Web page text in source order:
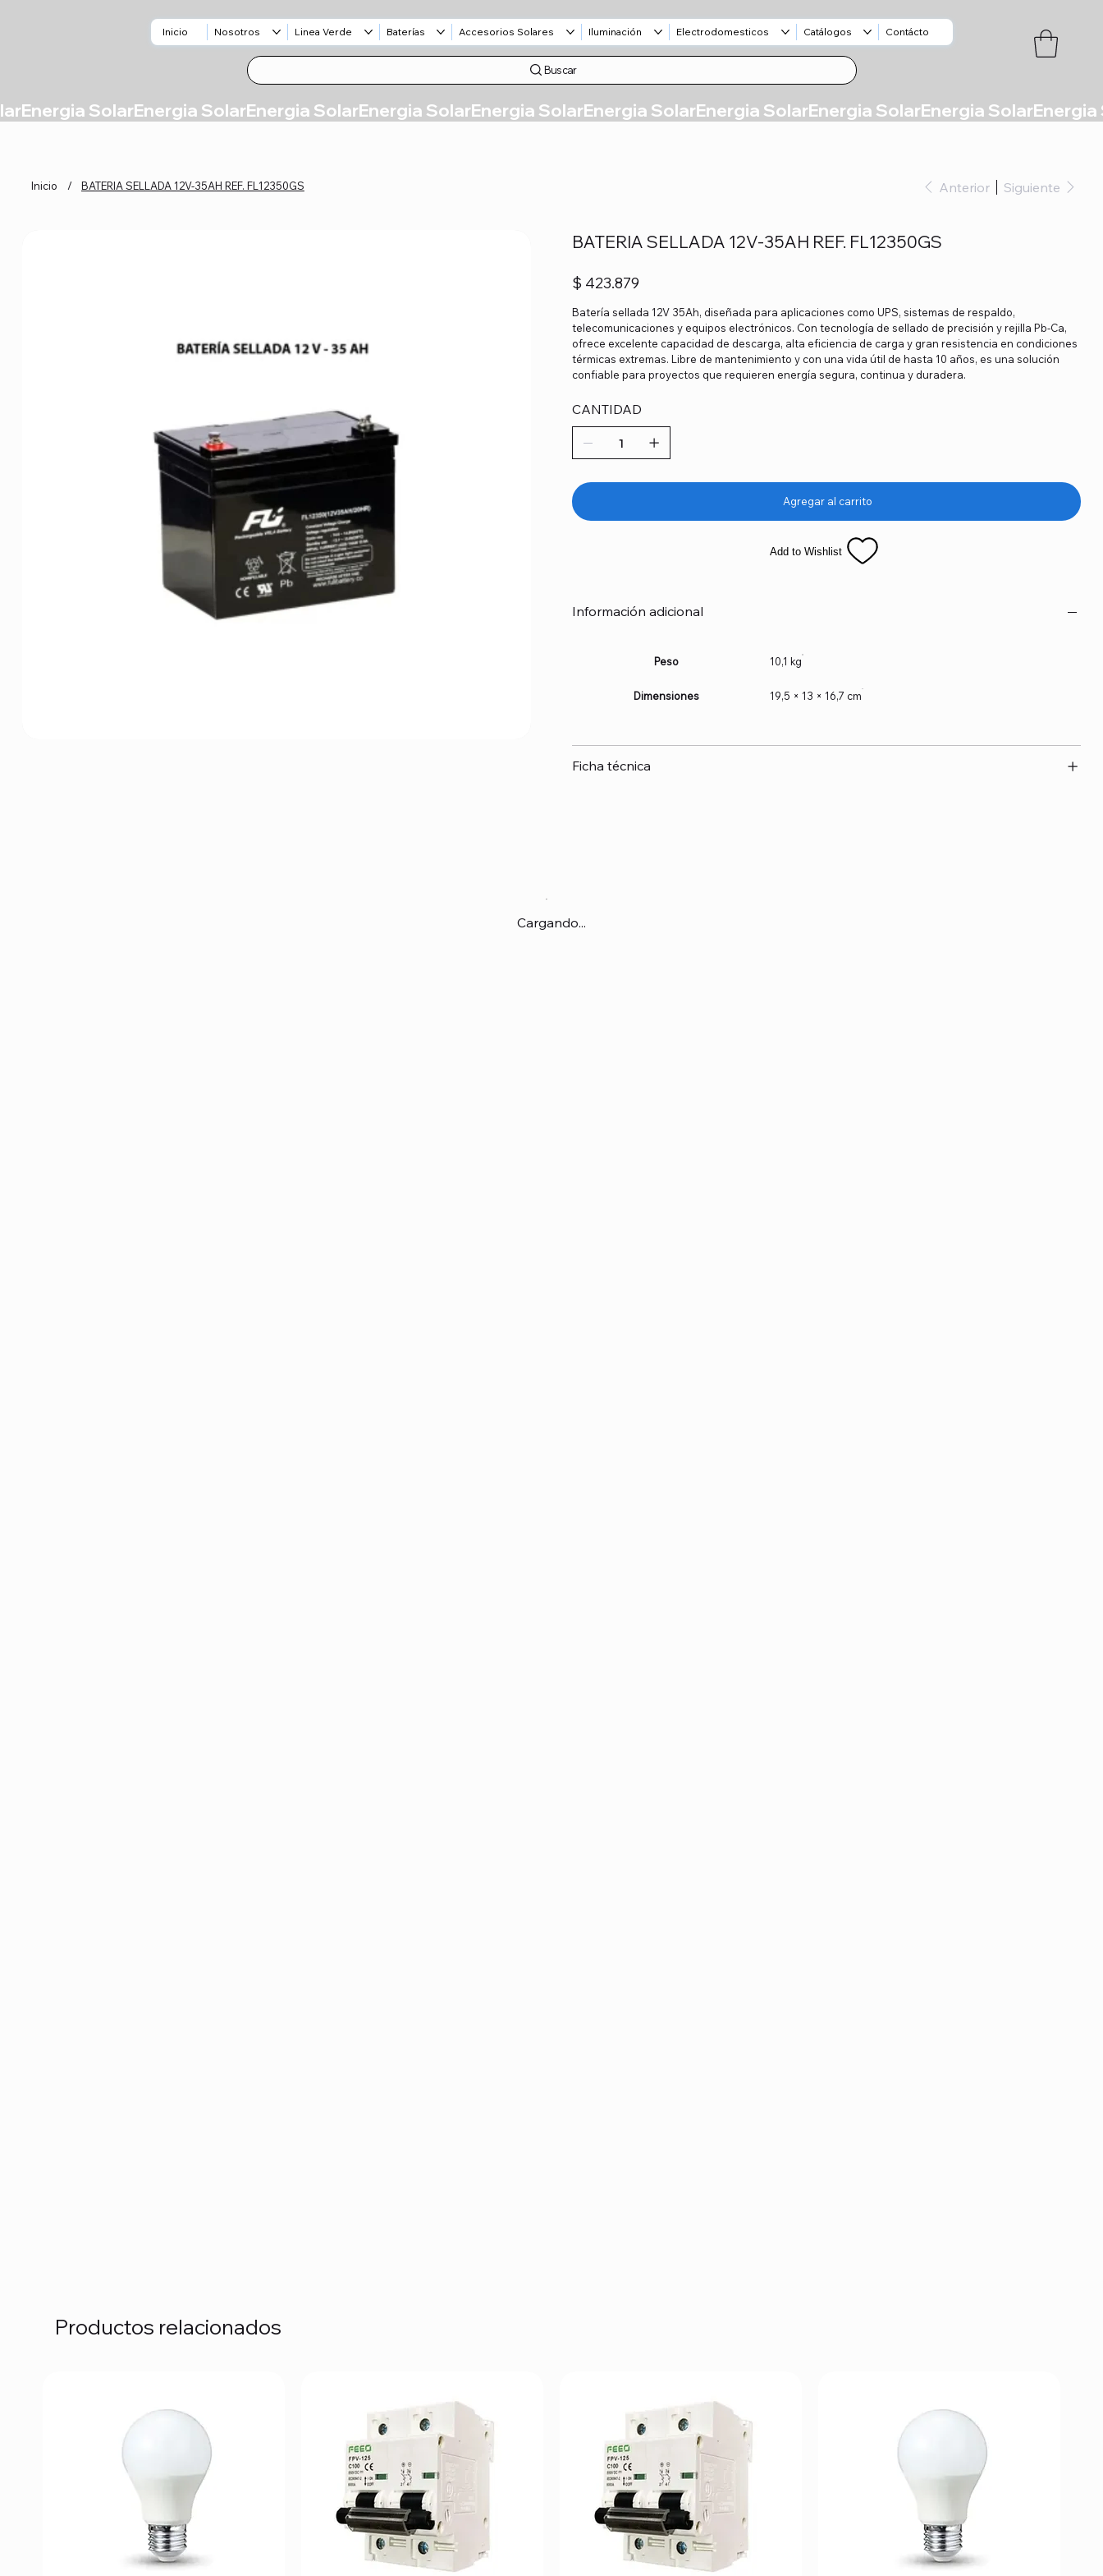
Inicio Nosotros Linea Verde Baterías Accesorios Solares Iluminación Electrodomesticos Catálogos Contácto
Buscar
Inicio / BATERIA SELLADA 12V-35AH REF. FL12350GS Anterior Siguiente
BATERIA SELLADA 12V-35AH REF. FL12350GS
Precio
$ 423.879
Batería sellada 12V 35Ah, diseñada para aplicaciones como UPS, sistemas de respaldo,
telecomunicaciones y equipos electrónicos. Con tecnología de sellado de precisión y rejilla Pb-Ca,
ofrece excelente capacidad de descarga, alta eficiencia de carga y gran resistencia en condiciones
térmicas extremas. Libre de mantenimiento y con una vida útil de hasta 10 años, es una solución
confiable para proyectos que requieren energía segura, continua y duradera.
CANTIDAD
Agregar al carrito
Add to Wishlist
Información adicional
Peso 10,1 kg
Dimensiones 19,5 × 13 × 16,7 cm
Ficha técnica
Cargando...
Productos relacionados